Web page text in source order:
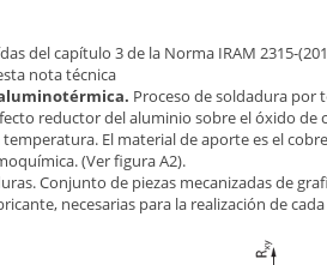
del capítulo 3 de la Norma IRAM 2315-
nota técnica
Proceso de soldadura por
reductor del aluminio sobre el óxido de
El material de aporte es el
(Ver figura A2).
Conjunto de piezas mecanizadas de
necesarias para la realización de